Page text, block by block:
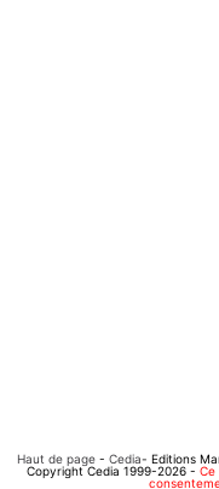
Haut de page - Cedia- Editions
Copyright Cedia 1999-2026 - Ce